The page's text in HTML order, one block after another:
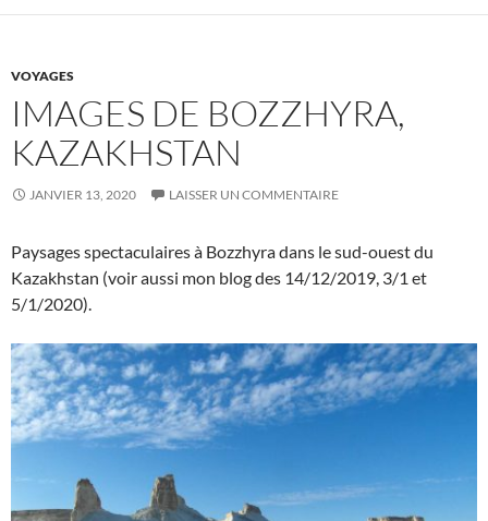
VOYAGES
IMAGES DE BOZZHYRA,
KAZAKHSTAN
JANVIER 13, 2020 LAISSER UN COMMENTAIRE
Paysages spectaculaires à Bozzhyra dans le sud-ouest du
Kazakhstan (voir aussi mon blog des 14/12/2019, 3/1 et
5/1/2020).